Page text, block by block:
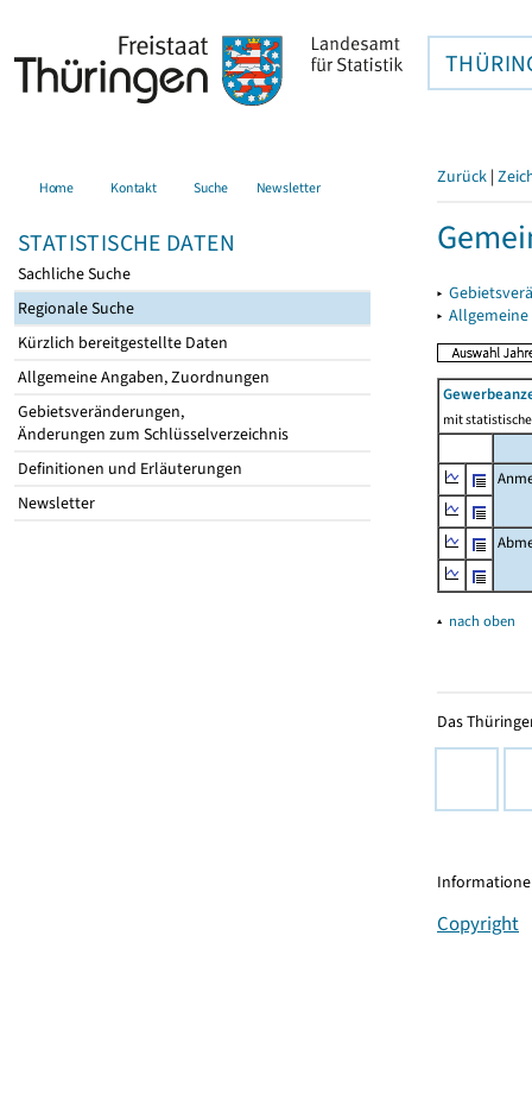
Home Kontakt Suche Newsletter
STATISTISCHE DATEN
Sachliche Suche
Regionale Suche
Kürzlich bereitgestellte Daten
Allgemeine Angaben, Zuordnungen
Gebietsveränderungen,
Änderungen zum Schlüsselverzeichnis
Definitionen und Erläuterungen
Newsletter
Zurück |
▸
▸
mit
▴ nach oben
Das
Copyright